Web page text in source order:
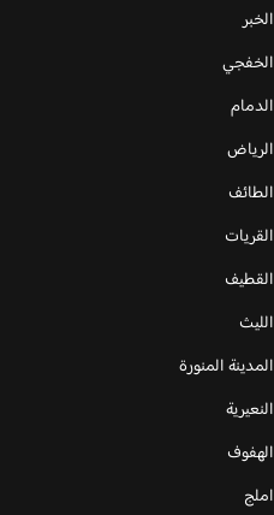
الخبر
الخفجي
الدمام
الرياض
الطائف
القريات
القطيف
الليث
المدينة المنورة
النعيرية
الهفوف
املج